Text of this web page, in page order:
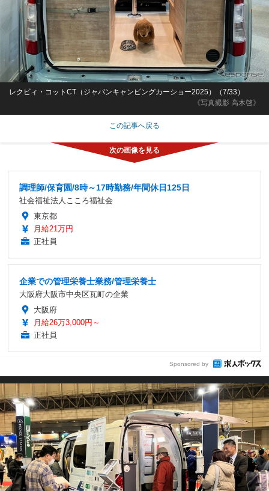
《写真撮影 高木啓》
レクビィ・コットCT（ジャパンキャンピングカーショー2025）（7/33）
この記事へ戻る
調理師/保育園/8時～17時勤務/年間休日125日
社会福祉法人こころ福祉会
東京都
月給21万円
正社員
企業での管理栄養士業務/管理栄養士
大阪府大阪市中央区瓦町の企業
大阪府
月給26万3,000円～
正社員
Sponsored by